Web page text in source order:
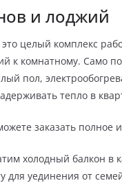
и лоджий
целый комплекс
к комнатному. Само
пол,
тепло в
заказать полное
холодный балкон в
для уединения от